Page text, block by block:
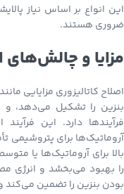
این انواع بر اساس نیاز
ضروری هستند.
مزایا و چالش‌های
بنزین را تشکیل می‌دهد، و
فرآیندها دارد. این
آروماتیک‌ها برای
را بهبود می‌بخشد و
بودن بنزین را تضمین می‌کند